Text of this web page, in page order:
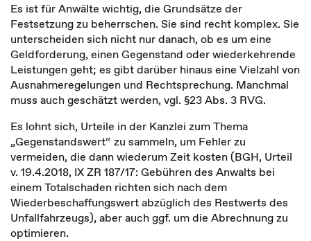
Es ist für Anwälte wichtig, die Grundsätze der
Festsetzung zu beherrschen. Sie sind recht komplex. Sie
unterscheiden sich nicht nur danach, ob es um eine
Geldforderung, einen Gegenstand oder wiederkehrende
Leistungen geht; es gibt darüber hinaus eine Vielzahl von
Ausnahmeregelungen und Rechtsprechung. Manchmal
muss auch geschätzt werden, vgl. §23 Abs. 3 RVG.
Es lohnt sich, Urteile in der Kanzlei zum Thema
„Gegenstandswert“ zu sammeln, um Fehler zu
vermeiden, die dann wiederum Zeit kosten (BGH, Urteil
v. 19.4.2018, IX ZR 187/17: Gebühren des Anwalts bei
einem Totalschaden richten sich nach dem
Wiederbeschaffungswert abzüglich des Restwerts des
Unfallfahrzeugs), aber auch ggf. um die Abrechnung zu
optimieren.